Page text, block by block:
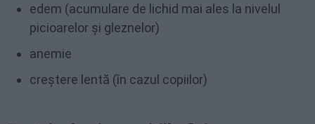
edem (acumulare de lichid mai ales la nivelul
picioarelor și gleznelor)
anemie
creștere lentă (în cazul copiilor)